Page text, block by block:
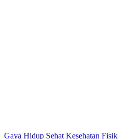
Gaya Hidup Sehat Kesehatan Fisik